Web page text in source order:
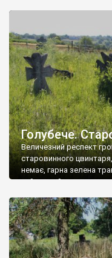
Голубече.
Величезний респект
старовинного
немає, гарна зелена
найкращий регулятор
бруньками, кози ті
делікатес. На цвинтарі
різноманітних форм